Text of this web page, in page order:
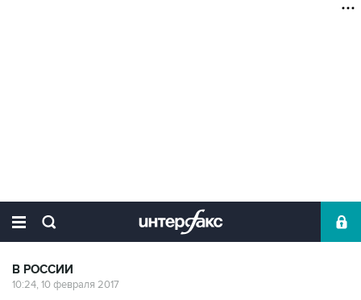
В РОССИИ
10:24, 10 февраля 2017